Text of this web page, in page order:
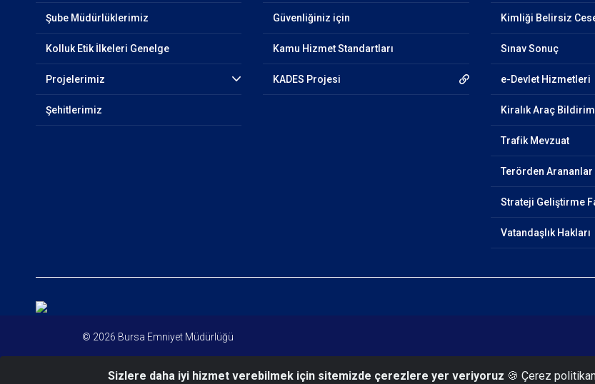
Şube Müdürlüklerimiz
Kolluk Etik İlkeleri Genelge
Projelerimiz
Şehitlerimiz
Güvenliğiniz için
Kamu Hizmet Standartları
KADES Projesi
Kimliği Belirsiz
Sınav Sonuç
e-Devlet Hizmetleri
Kiralık Araç
Trafik Mevzuat
Terörden Arananlar
Strateji Geliştirme
Vatandaşlık Hakları
© 2026 Bursa Emniyet Müdürlüğü
Sizlere daha iyi hizmet verebilmek için sitemizde çerezlere yer veriyoruz 🍪 Çerez